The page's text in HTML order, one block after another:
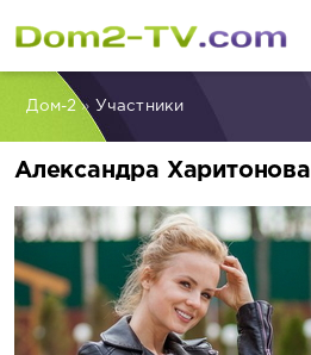
Дом-2» Участники
Александра Харитонова